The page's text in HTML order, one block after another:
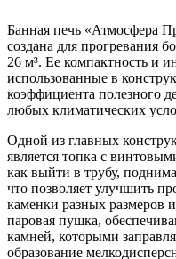
Банная печь «Атмосфера
создана для прогревания
26 м³. Ее компактность и
использованные в
коэффициента полезного
любых климатических
Одной из главных
является топка с
как выйти в трубу,
что позволяет улучшить
каменки разных размеров
паровая пушка,
камней, которыми
образование